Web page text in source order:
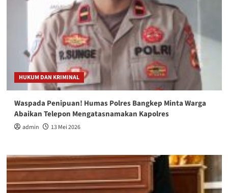
HUKUM DAN KRIMINAL
Waspada Penipuan! Humas Polres Bangkep Minta Warga
Abaikan Telepon Mengatasnamakan Kapolres
admin 13 Mei 2026